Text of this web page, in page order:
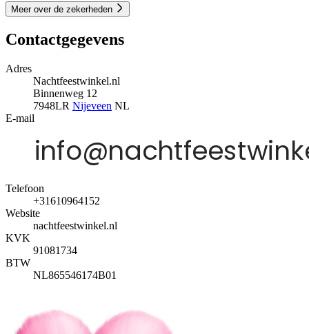
Meer over de zekerheden
Contactgegevens
Adres
Nachtfeestwinkel.nl
Binnenweg 12
7948LR Nijeveen NL
E-mail
Telefoon
+31610964152
Website
nachtfeestwinkel.nl
KVK
91081734
BTW
NL865546174B01